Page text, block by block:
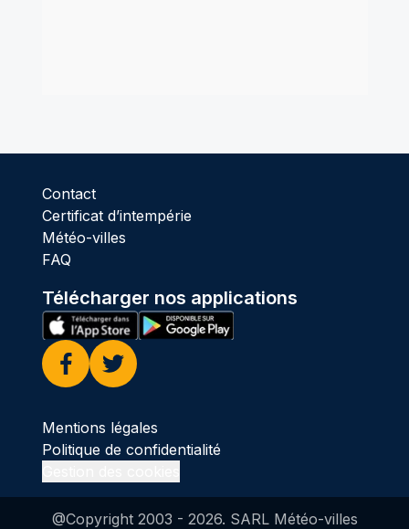
Contact
Certificat d’intempérie
Météo-villes
FAQ
Télécharger nos applications
Facebook
Twitter
Mentions légales
Politique de confidentialité
@Copyright 2003 - 2026. SARL Météo-villes